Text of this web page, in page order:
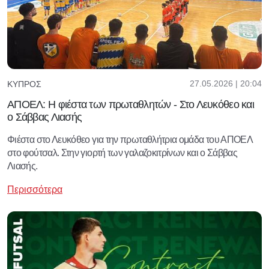
ΚΎΠΡΟΣ 27.05.2026 | 20:04
ΑΠΟΕΛ: Η φιέστα των πρωταθλητών - Στο Λευκόθεο και
ο Σάββας Λιασής
Φιέστα στο Λευκόθεο για την πρωταθλήτρια ομάδα του ΑΠΟΕΛ
στο φούτσαλ. Στην γιορτή των γαλαζοκιτρίνων και ο Σάββας
Λιασής.
Περισσότερα